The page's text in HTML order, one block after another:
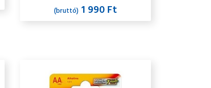
(bruttó)1 990 Ft